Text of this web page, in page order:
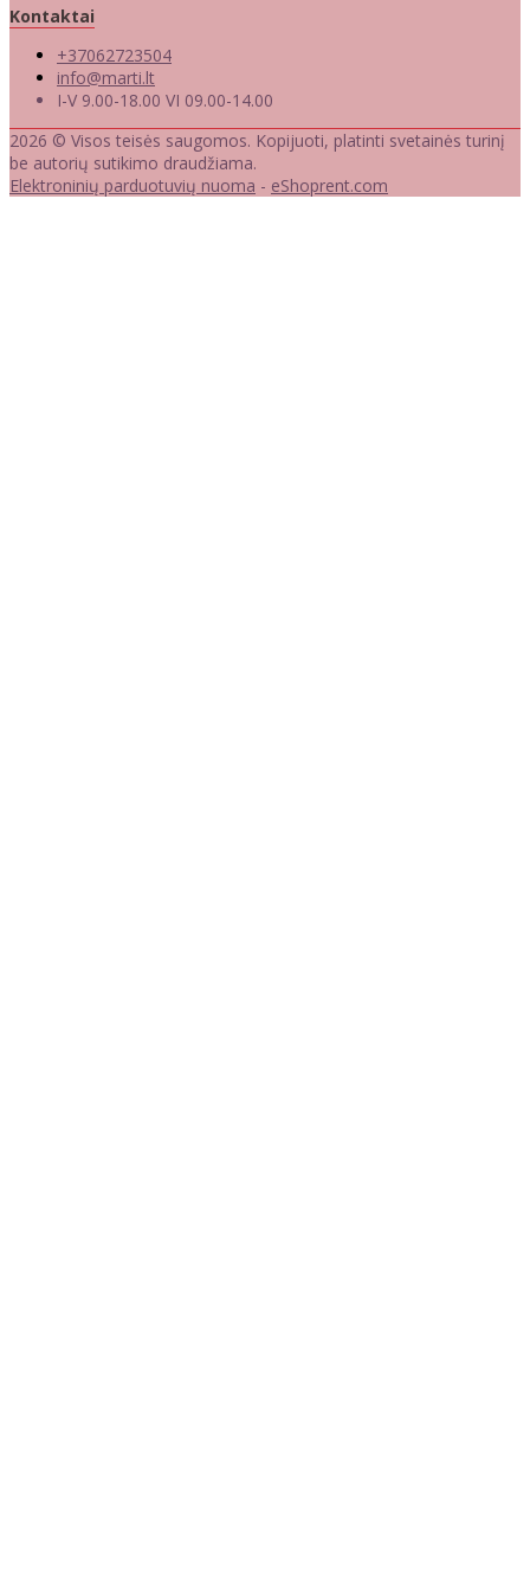
Kontaktai
+37062723504
info@marti.lt
I-V 9.00-18.00 VI 09.00-14.00
2026 © Visos teisės saugomos. Kopijuoti, platinti svetainės turinį
be autorių sutikimo draudžiama.
Elektroninių parduotuvių nuoma - eShoprent.com